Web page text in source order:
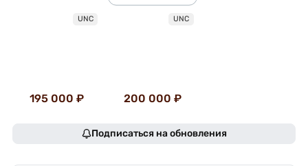
UNC
195 000 ₽
UNC
200 000 ₽
Подписаться на обновления